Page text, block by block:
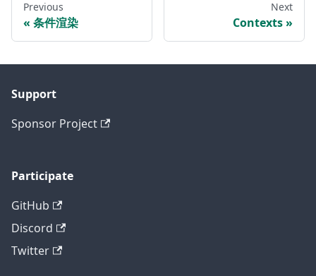
Previous
条件渲染
Next
Contexts
Support
Sponsor Project
Participate
GitHub
Discord
Twitter